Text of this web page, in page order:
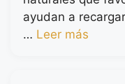
ayudan a
… Leer más